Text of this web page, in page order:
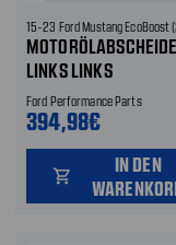
15-23 Ford Mustang EcoBoost
LINKS LINKS
Ford Performance Parts
394,98€
shopping_cart
IN DEN